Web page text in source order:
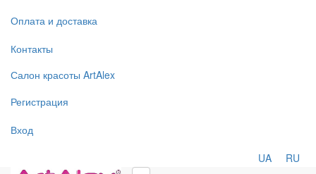
Оплата и доставка
Контакты
Салон красоты ArtAlex
Регистрация
Вход
UA RU